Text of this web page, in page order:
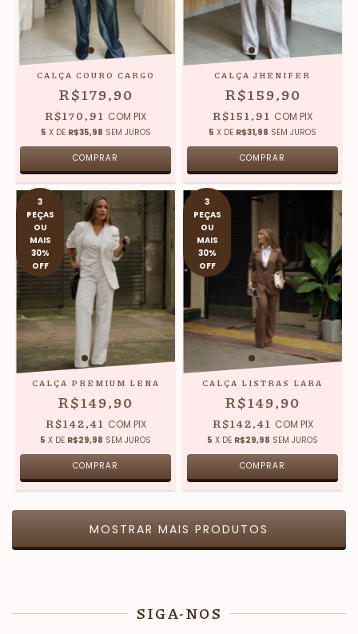
CALÇA COURO CARGO
R$179,90
R$170,91 COM PIX
5 X DE R$35,98 SEM JUROS
COMPRAR
CALÇA JHENIFER
R$159,90
R$151,91 COM PIX
5 X DE R$31,98 SEM JUROS
COMPRAR
3
PEÇAS
OU
MAIS
30%
OFF
CALÇA PREMIUM LENA
R$149,90
R$142,41 COM PIX
5 X DE R$29,98 SEM JUROS
COMPRAR
3
PEÇAS
OU
MAIS
30%
OFF
CALÇA LISTRAS LARA
R$149,90
R$142,41 COM PIX
5 X DE R$29,98 SEM JUROS
COMPRAR
MOSTRAR MAIS PRODUTOS
SIGA-NOS